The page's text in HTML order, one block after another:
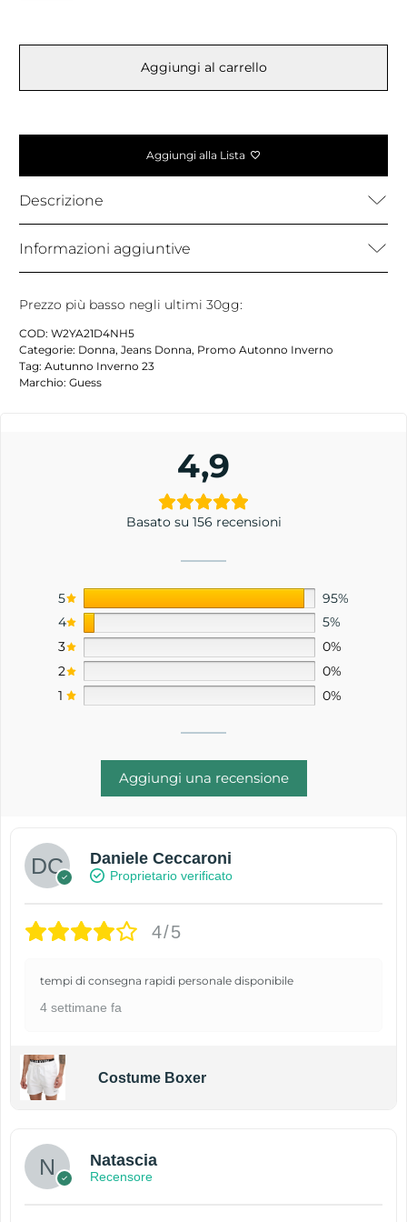
Aggiungi al carrello
Aggiungi alla Lista
Descrizione
Informazioni aggiuntive
Prezzo più basso negli ultimi 30gg:
COD: W2YA21D4NH5
Categorie: Donna, Jeans Donna, Promo Autonno Inverno
Tag: Autunno Inverno 23
Marchio: Guess
4,9
Basato su 156 recensioni
5
95%
4
5%
3
0%
2
0%
1
0%
Aggiungi una recensione
Daniele Ceccaroni
Proprietario verificato
4/5
tempi di consegna rapidi personale disponibile
4 settimane fa
Costume Boxer
Natascia
Recensore